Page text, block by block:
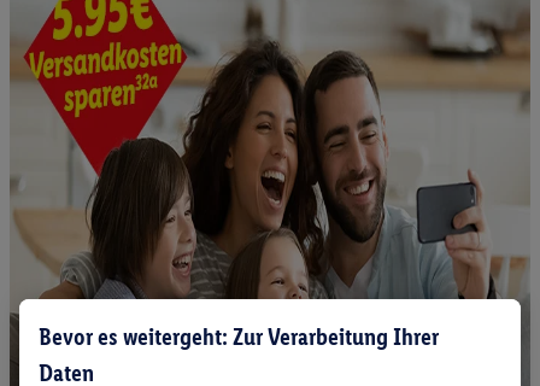
Bevor es weitergeht: Zur Verarbeitung Ihrer
Daten